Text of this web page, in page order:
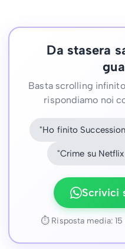
Da stasera
Basta scrolling
rispondiamo noi
"Ho finito
"Crime su
Scrivici
⏱ Risposta media: 15